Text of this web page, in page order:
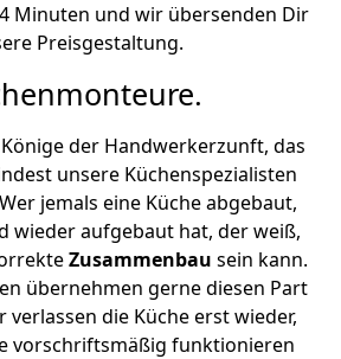
Minuten und wir übersenden Dir
Preisgestaltung.
der Handwerkerzunft, das
unsere Küchenspezialisten
jemals eine Küche abgebaut,
wieder aufgebaut hat, der weiß,
Zusammenbau sein kann.
übernehmen gerne diesen Part
die Küche erst wieder,
vorschriftsmäßig funktionieren